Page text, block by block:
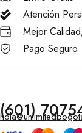
Atención
Mejor
Pago Seguro
(601)